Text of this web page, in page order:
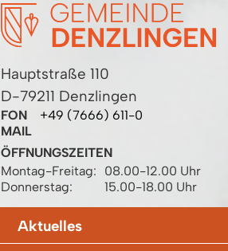
Hauptstraße 110
D-79211 Denzlingen
FON
+49 (7666) 611-0
MAIL
ÖFFNUNGSZEITEN
Montag-Freitag:
08.00-12.00 Uhr
Donnerstag:
15.00-18.00 Uhr
Aktuelles